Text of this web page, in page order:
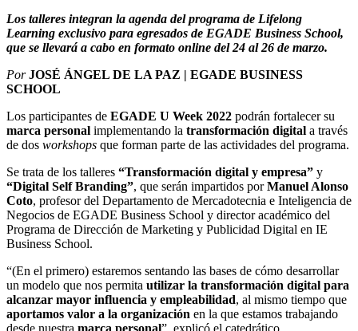
Los talleres integran la agenda del programa de Lifelong
Learning exclusivo para egresados de EGADE Business School,
que se llevará a cabo en formato online del 24 al 26 de marzo.
Por JOSÉ ÁNGEL DE LA PAZ | EGADE BUSINESS
SCHOOL
Los participantes de EGADE U Week 2022 podrán fortalecer su
marca personal implementando la transformación digital a través
de dos workshops que forman parte de las actividades del programa.
Se trata de los talleres “Transformación digital y empresa” y
“Digital Self Branding”, que serán impartidos porManuel Alonso
Coto, profesor del Departamento de Mercadotecnia e Inteligencia de
Negocios de EGADE Business School y director académico del
Programa de Dirección de Marketing y Publicidad Digital en IE
Business School.
“(En el primero) estaremos sentando las bases de cómo desarrollar
un modelo que nos permita utilizar la transformación digital para
alcanzar mayor influencia y empleabilidad, al mismo tiempo que
aportamos valor a la organización en la que estamos trabajando